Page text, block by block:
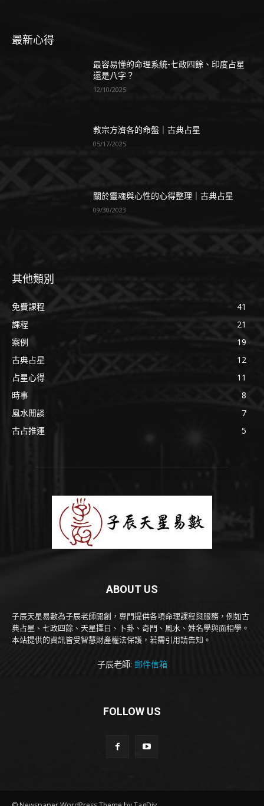
最新心得
最容易懂的命理系統-七政四餘、印度占星
還是八字？
12/10/2025
教宗方濟各的命盤｜古典占星
05/17/2025
關於靈魂與心性的心得整理｜古典占星
09/30/2023
其他類別
免費課程
41
課程
21
案例
19
古典占星
12
占星心得
11
時事
8
風水閒談
7
古占推運
5
ABOUT US
子辰天星易數為子辰老師開創，專門提供各項命理課程與服務，例如古
典占星、七政四餘、天星擇日、卜卦、奇門、風水、姓名學與面相學。
本站提供的資訊皆受智慧財產權法保護，若需引用請告知。
子辰老師: 郵件信箱
FOLLOW US